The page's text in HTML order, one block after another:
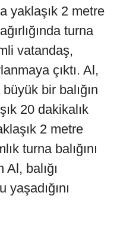
yaklaşık 2 metre
turna
vatandaş,
çıktı. Al,
büyük bir balığın
20 dakikalık
2 metre
turna balığını
balığı